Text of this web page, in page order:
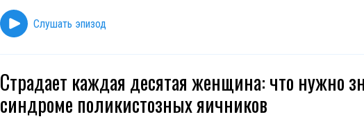
Слушать эпизод
Страдает каждая десятая женщина: что нужно
синдроме поликистозных яичников